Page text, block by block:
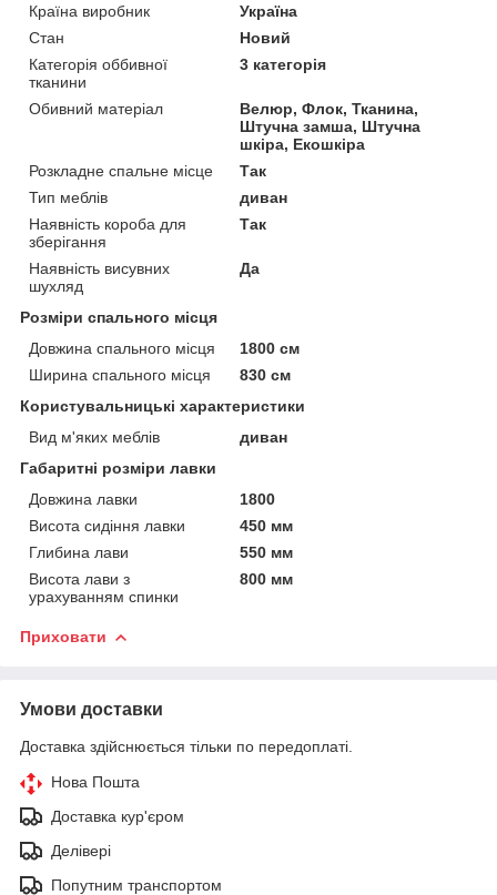
Країна виробник
Україна
Стан
Новий
Категорія оббивної
тканини
3 категорія
Обивний матеріал
Велюр, Флок, Тканина,
Штучна замша, Штучна
шкіра, Екошкіра
Розкладне спальне місце
Так
Тип меблів
диван
Наявність короба для
зберігання
Так
Наявність висувних
шухляд
Да
Розміри спального місця
Довжина спального місця
1800 см
Ширина спального місця
830 см
Користувальницькі характеристики
Вид м'яких меблів
диван
Габаритні розміри лавки
Довжина лавки
1800
Висота сидіння лавки
450 мм
Глибина лави
550 мм
Висота лави з
урахуванням спинки
800 мм
Приховати
Умови доставки
Доставка здійснюється тільки по передоплаті.
Нова Пошта
Доставка кур'єром
Делівері
Попутним транспортом